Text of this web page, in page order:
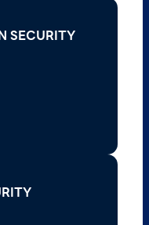
SECURITY